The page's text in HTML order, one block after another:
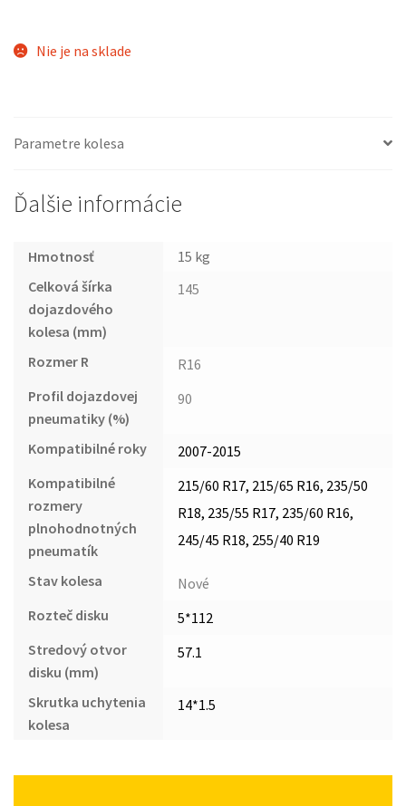
Nie je na sklade
Parametre kolesa
Ďalšie informácie
Hmotnosť
15 kg
Celková šírka
dojazdového
kolesa (mm)
145
Rozmer R
R16
Profil dojazdovej
pneumatiky (%)
90
Kompatibilné roky
2007-2015
Kompatibilné
rozmery
plnohodnotných
pneumatík
215/60 R17, 215/65 R16, 235/50
R18, 235/55 R17, 235/60 R16,
245/45 R18, 255/40 R19
Stav kolesa
Nové
Rozteč disku
5*112
Stredový otvor
disku (mm)
57.1
Skrutka uchytenia
kolesa
14*1.5